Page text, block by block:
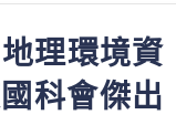
理環境資
科會傑出